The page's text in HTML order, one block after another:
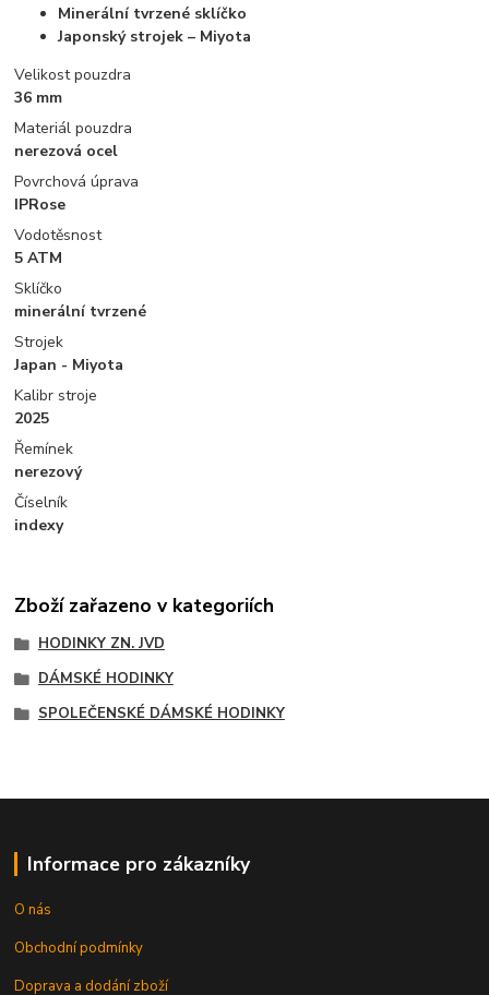
Minerální tvrzené sklíčko
Japonský strojek – Miyota
Velikost pouzdra
36 mm
Materiál pouzdra
nerezová ocel
Povrchová úprava
IPRose
Vodotěsnost
5 ATM
Sklíčko
minerální tvrzené
Strojek
Japan - Miyota
Kalibr stroje
2025
Řemínek
nerezový
Číselník
indexy
Zboží zařazeno v kategoriích
HODINKY ZN. JVD
DÁMSKÉ HODINKY
SPOLEČENSKÉ DÁMSKÉ HODINKY
Informace pro zákazníky
O nás
Obchodní podmínky
Doprava a dodání zboží